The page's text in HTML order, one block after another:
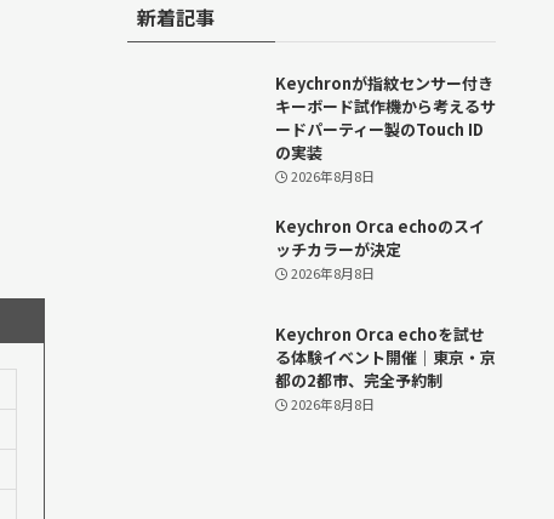
新着記事
Keychronが指紋センサー付き
キーボード試作機から考えるサ
ードパーティー製のTouch ID
の実装
2026年8月8日
Keychron Orca echoのスイ
ッチカラーが決定
2026年8月8日
Keychron Orca echoを試せ
る体験イベント開催｜東京・京
都の2都市、完全予約制
2026年8月8日